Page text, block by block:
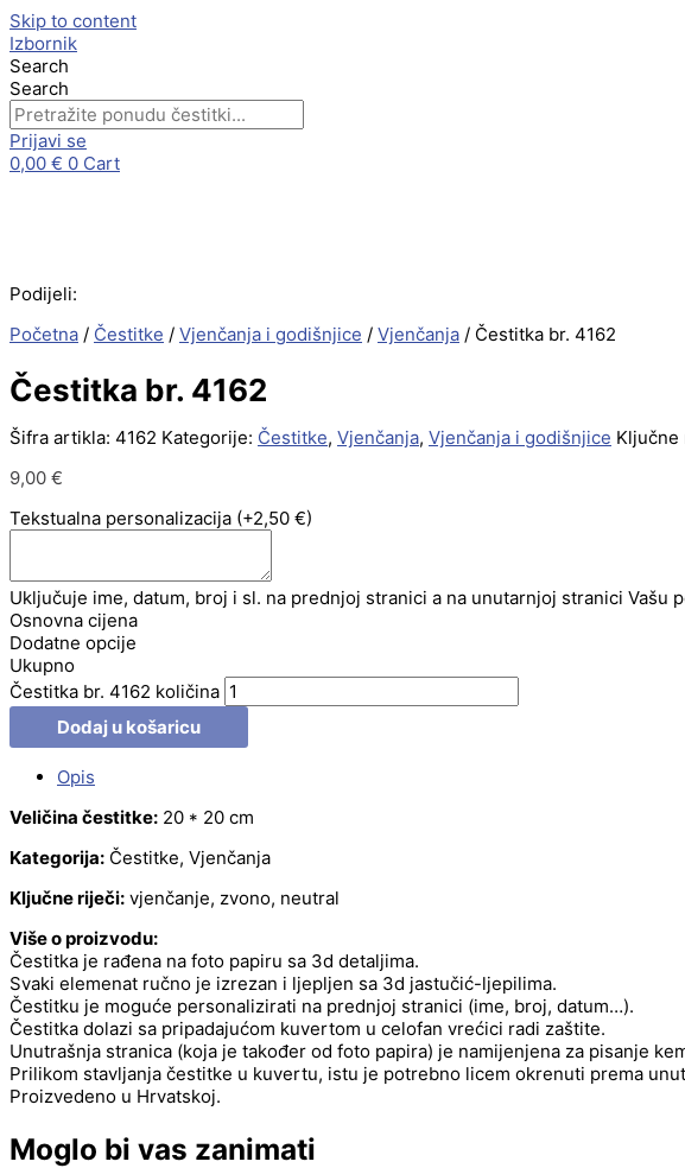
Skip to content
Izbornik
Search
Search
Prijavi se
0,00 € 0 Cart
Podijeli:
Početna / Čestitke / Vjenčanja i godišnjice / Vjenčanja / Čestitka br. 4162
Čestitka br. 4162
Šifra artikla: 4162 Kategorije: Čestitke, Vjenčanja, Vjenčanja i godišnjice Ključne
9,00 €
Tekstualna personalizacija (+2,50 €)
Uključuje ime, datum, broj i sl. na prednjoj stranici a na unutarnjoj stranici
Osnovna cijena
Dodatne opcije
Ukupno
Čestitka br. 4162 količina
Dodaj u košaricu
Opis
Veličina čestitke: 20 * 20 cm
Kategorija: Čestitke, Vjenčanja
Ključne riječi: vjenčanje, zvono, neutral
Više o proizvodu:
Čestitka je rađena na foto papiru sa 3d detaljima.
Svaki elemenat ručno je izrezan i ljepljen sa 3d jastučić-ljepilima.
Čestitku je moguće personalizirati na prednjoj stranici (ime, broj, datum…).
Čestitka dolazi sa pripadajućom kuvertom u celofan vrećici radi zaštite.
Unutrašnja stranica (koja je također od foto papira) je namijenjena za pisanje
Prilikom stavljanja čestitke u kuvertu, istu je potrebno licem okrenuti prema
Proizvedeno u Hrvatskoj.
Moglo bi vas zanimati